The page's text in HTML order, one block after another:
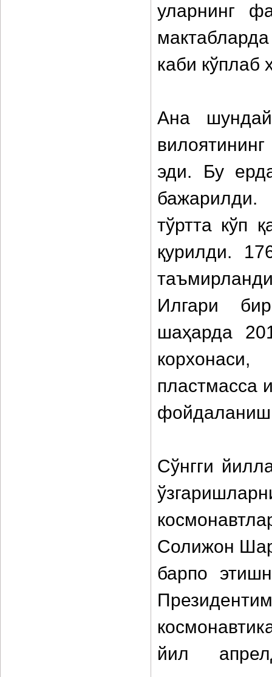
уларнинг
каби
Ана
эди. Бу
тўртта кўп
қурилди.
Илгари
шаҳарда
пластмасса
Сўнгги
Солижон
барпо
йил